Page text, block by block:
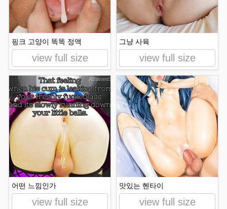
핑크 고양이 똑똑 정액
view full size
그냥 사육
view full size
어떤 느낌인가
view full size
맛있는 헨타이
view full size